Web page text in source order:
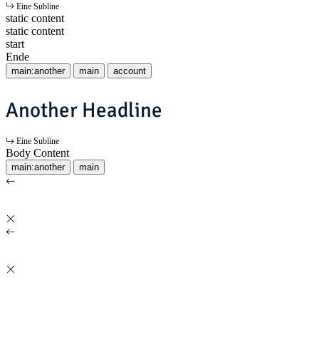
Eine Subline
static content
static content
start
Ende
main:another main account
Another Headline
Eine Subline
Body Content
main:another main